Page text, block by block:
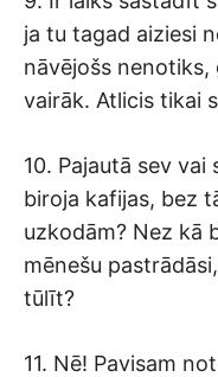
ja tu tagad aiziesi
nāvējošs
vairāk. Atlicis tikai
10. Pajautā sev
biroja kafijas, bez
uzkodām? Nez kā
mēnešu
tūlīt?
11. Nē! Pavisam